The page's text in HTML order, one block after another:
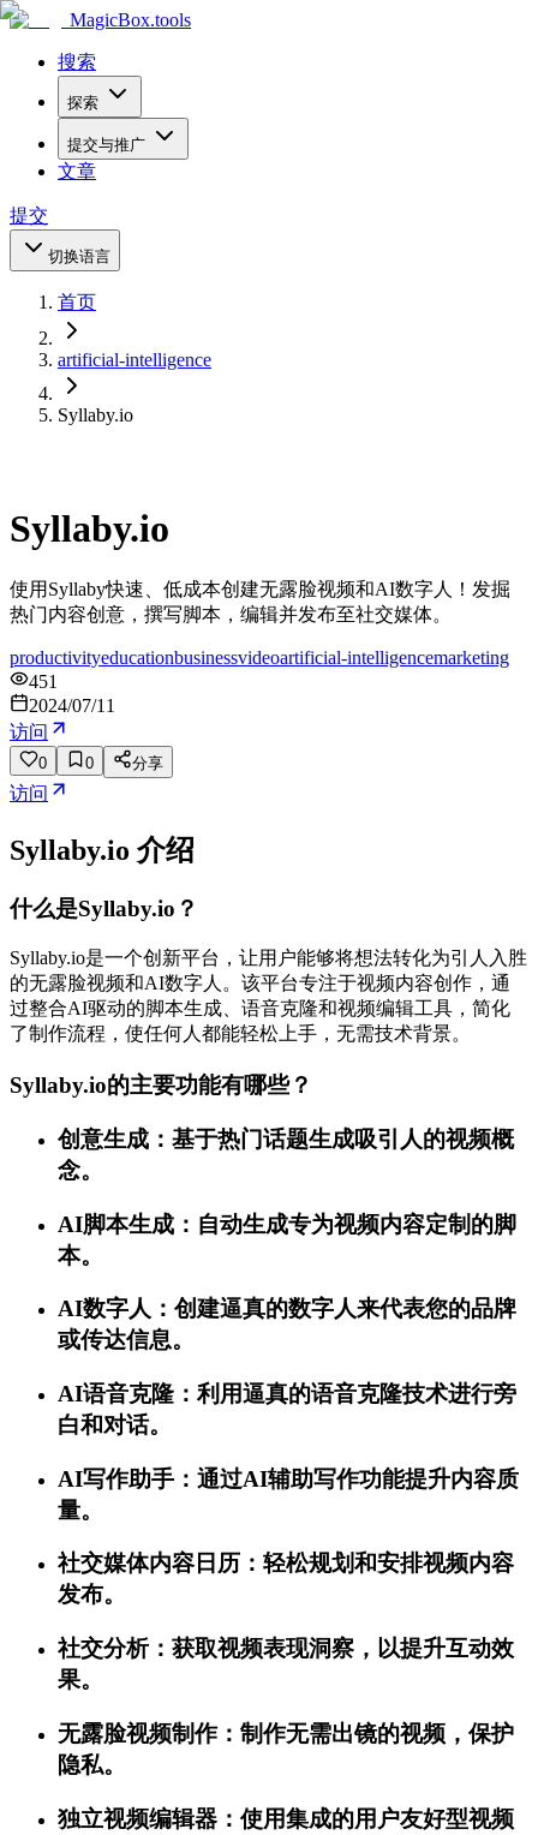
MagicBox.tools
搜索
探索
提交与推广
文章
提交
切换语言
首页
artificial-intelligence
Syllaby.io
Syllaby.io
使用Syllaby快速、低成本创建无露脸视频和AI数字人！发掘
热门内容创意，撰写脚本，编辑并发布至社交媒体。
productivityeducationbusinessvideoartificial-intelligencemarketing
451
2024/07/11
访问
0 0 分享
访问
Syllaby.io 介绍
什么是Syllaby.io？
Syllaby.io是一个创新平台，让用户能够将想法转化为引人入胜
的无露脸视频和AI数字人。该平台专注于视频内容创作，通
过整合AI驱动的脚本生成、语音克隆和视频编辑工具，简化
了制作流程，使任何人都能轻松上手，无需技术背景。
Syllaby.io的主要功能有哪些？
创意生成：基于热门话题生成吸引人的视频概
念。
AI脚本生成：自动生成专为视频内容定制的脚
本。
AI数字人：创建逼真的数字人来代表您的品牌
或传达信息。
AI语音克隆：利用逼真的语音克隆技术进行旁
白和对话。
AI写作助手：通过AI辅助写作功能提升内容质
量。
社交媒体内容日历：轻松规划和安排视频内容
发布。
社交分析：获取视频表现洞察，以提升互动效
果。
无露脸视频制作：制作无需出镜的视频，保护
隐私。
独立视频编辑器：使用集成的用户友好型视频